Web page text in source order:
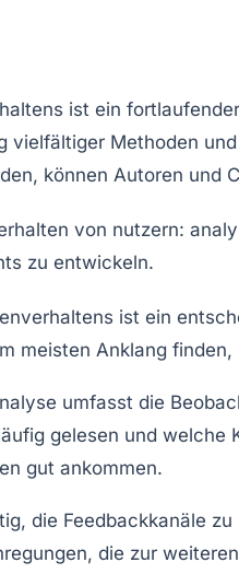
ist ein
vielfältiger Methoden
können Autoren und
ist ein
meisten Anklang
umfasst die
gelesen und welche
gut ankommen.
die Feedbackkanäle zu
die zur